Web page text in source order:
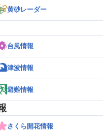
黄砂レーダー
台風情報
津波情報
避難情報
さくら開花情報